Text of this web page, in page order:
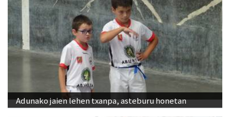
Adunako jaien lehen txanpa, asteburu honetan